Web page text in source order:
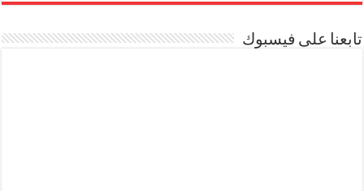
تابعنا على فيسبوك